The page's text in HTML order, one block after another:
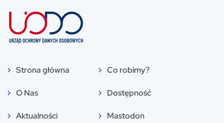
Strona główna
O Nas
Aktualności
Co robimy?
Dostępność
Mastodon